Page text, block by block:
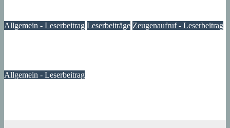
Allgemein - Leserbeitrag Leserbeiträge Zeugenaufruf - Leserbeitrag
Allgemein - Leserbeitrag